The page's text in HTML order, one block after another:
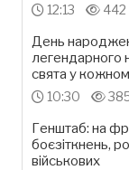
12:13 442
День
легендарного
свята у
10:30
Генштаб: на
боєзіткнень,
військових